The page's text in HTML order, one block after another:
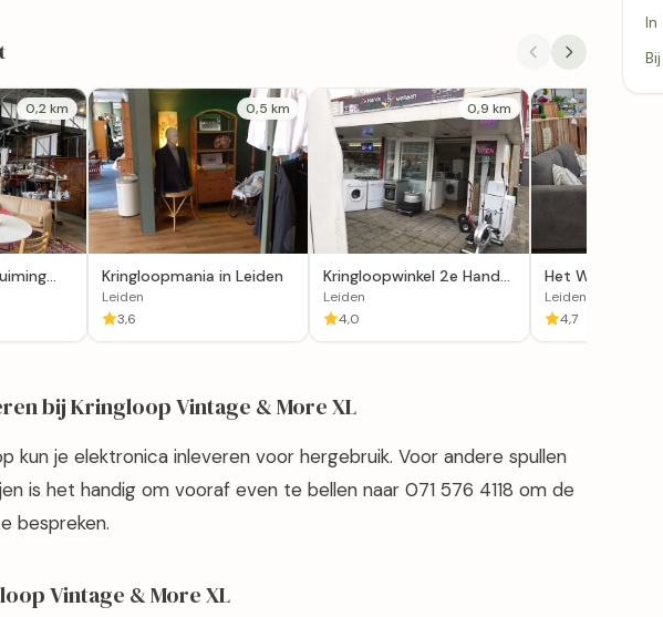
0,2 km 0,5 km
Kringloopmania in Leiden
Leiden
3,6
0,9 km
Kringloopwinkel 2e Hands
5 Meilaan in Leiden
Leiden
4,0
Het Warenhuis
Zuidwest in
Leiden
4,7
bij Kringloop Vintage & More XL
kun je elektronica inleveren voor hergebruik. Voor andere spullen
is het handig om vooraf even te bellen naar 071 576 4118 om de
bespreken.
Vintage & More XL
In